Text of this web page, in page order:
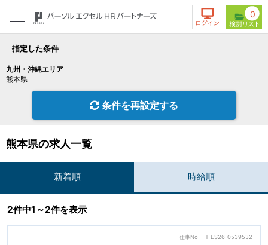
0
指定した条件
九州・沖縄エリア
熊本県
条件を再設定する
熊本県の求人一覧
新着順 時給順
2件中1～2件を表示
仕事No T-ES26-0539532